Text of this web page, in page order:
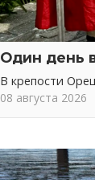
Один день
В крепости
08 августа 2026